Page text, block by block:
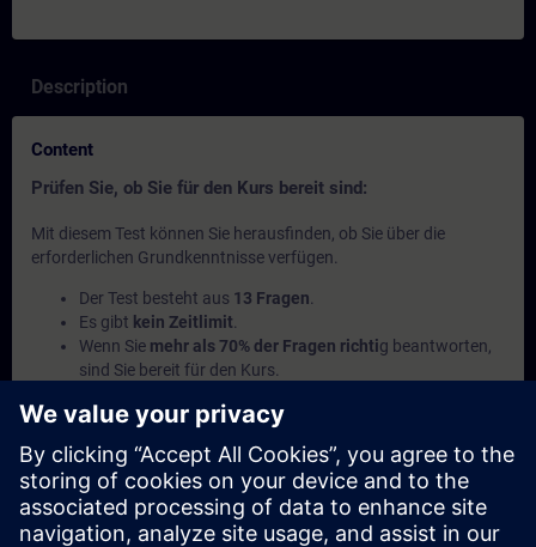
Description
Content
Prüfen Sie, ob Sie für den Kurs bereit sind:
Mit diesem Test können Sie herausfinden, ob Sie über die
erforderlichen Grundkenntnisse verfügen.
Der Test besteht aus 13 Fragen
Es gibt kein Zeitlimit
Wenn Sie mehr als 70% der Fragen richtig beantworten,
sind Sie bereit für den Kurs.
das Curriculum Automation Basics
access Kurs
Einführung in die Grundlagen zur SPS-
Programmierungdurchzuarbeiten, um Ihre Grundlagen
zu vertiefen..